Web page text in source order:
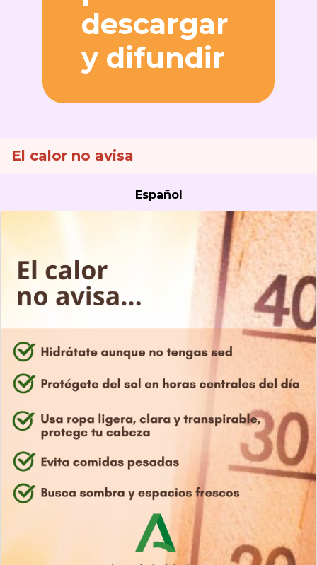
descargar
y difundir
El calor no avisa
Español